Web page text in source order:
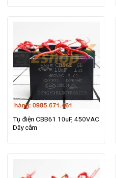
Tụ điện CBB61 10uF, 450VAC
Dây cắm